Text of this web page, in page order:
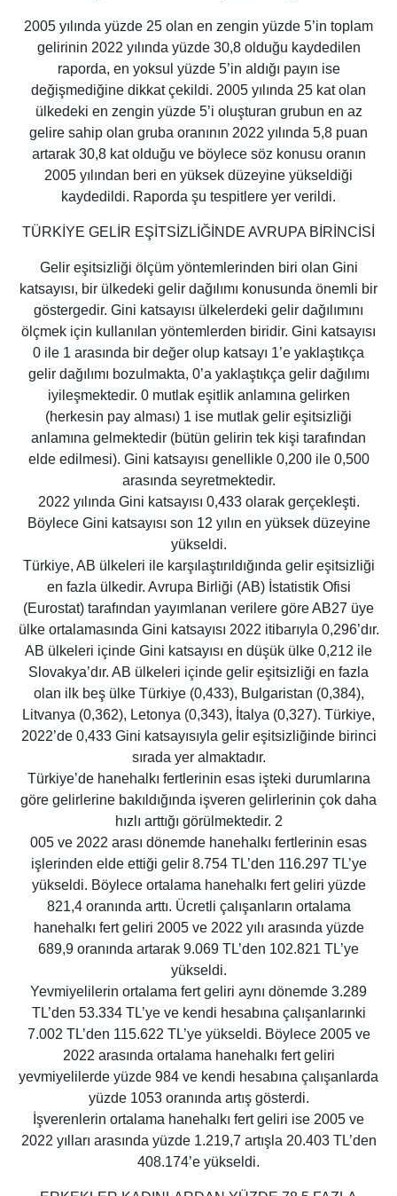
2005 yılında yüzde 25 olan en zengin yüzde 5’in toplam
gelirinin 2022 yılında yüzde 30,8 olduğu kaydedilen
raporda, en yoksul yüzde 5’in aldığı payın ise
değişmediğine dikkat çekildi. 2005 yılında 25 kat olan
ülkedeki en zengin yüzde 5’i oluşturan grubun en az
gelire sahip olan gruba oranının 2022 yılında 5,8 puan
artarak 30,8 kat olduğu ve böylece söz konusu oranın
2005 yılından beri en yüksek düzeyine yükseldiği
kaydedildi. Raporda şu tespitlere yer verildi.
TÜRKİYE GELİR EŞİTSİZLİĞİNDE AVRUPA BİRİNCİSİ
Gelir eşitsizliği ölçüm yöntemlerinden biri olan Gini
katsayısı, bir ülkedeki gelir dağılımı konusunda önemli bir
göstergedir. Gini katsayısı ülkelerdeki gelir dağılımını
ölçmek için kullanılan yöntemlerden biridir. Gini katsayısı
0 ile 1 arasında bir değer olup katsayı 1’e yaklaştıkça
gelir dağılımı bozulmakta, 0’a yaklaştıkça gelir dağılımı
iyileşmektedir. 0 mutlak eşitlik anlamına gelirken
(herkesin pay alması) 1 ise mutlak gelir eşitsizliği
anlamına gelmektedir (bütün gelirin tek kişi tarafından
elde edilmesi). Gini katsayısı genellikle 0,200 ile 0,500
arasında seyretmektedir.
2022 yılında Gini katsayısı 0,433 olarak gerçekleşti.
Böylece Gini katsayısı son 12 yılın en yüksek düzeyine
yükseldi.
Türkiye, AB ülkeleri ile karşılaştırıldığında gelir eşitsizliği
en fazla ülkedir. Avrupa Birliği (AB) İstatistik Ofisi
(Eurostat) tarafından yayımlanan verilere göre AB27 üye
ülke ortalamasında Gini katsayısı 2022 itibarıyla 0,296’dır.
AB ülkeleri içinde Gini katsayısı en düşük ülke 0,212 ile
Slovakya’dır. AB ülkeleri içinde gelir eşitsizliği en fazla
olan ilk beş ülke Türkiye (0,433), Bulgaristan (0,384),
Litvanya (0,362), Letonya (0,343), İtalya (0,327). Türkiye,
2022’de 0,433 Gini katsayısıyla gelir eşitsizliğinde birinci
sırada yer almaktadır.
Türkiye’de hanehalkı fertlerinin esas işteki durumlarına
göre gelirlerine bakıldığında işveren gelirlerinin çok daha
hızlı arttığı görülmektedir. 2
005 ve 2022 arası dönemde hanehalkı fertlerinin esas
işlerinden elde ettiği gelir 8.754 TL’den 116.297 TL’ye
yükseldi. Böylece ortalama hanehalkı fert geliri yüzde
821,4 oranında arttı. Ücretli çalışanların ortalama
hanehalkı fert geliri 2005 ve 2022 yılı arasında yüzde
689,9 oranında artarak 9.069 TL’den 102.821 TL’ye
yükseldi.
Yevmiyelilerin ortalama fert geliri aynı dönemde 3.289
TL’den 53.334 TL’ye ve kendi hesabına çalışanlarınki
7.002 TL’den 115.622 TL’ye yükseldi. Böylece 2005 ve
2022 arasında ortalama hanehalkı fert geliri
yevmiyelilerde yüzde 984 ve kendi hesabına çalışanlarda
yüzde 1053 oranında artış gösterdi.
İşverenlerin ortalama hanehalkı fert geliri ise 2005 ve
2022 yılları arasında yüzde 1.219,7 artışla 20.403 TL’den
408.174’e yükseldi.